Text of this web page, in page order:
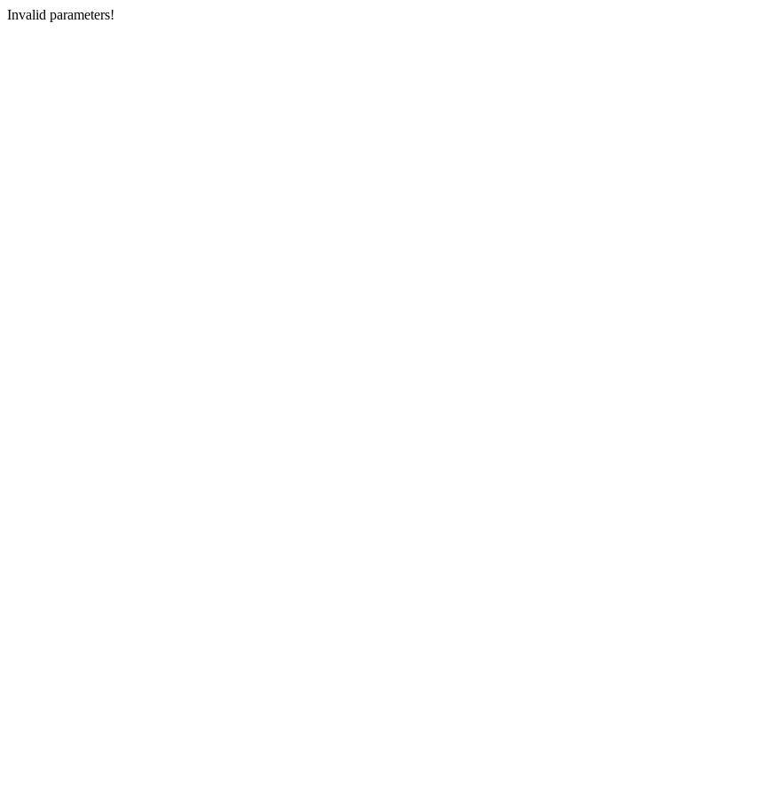
Invalid parameters!